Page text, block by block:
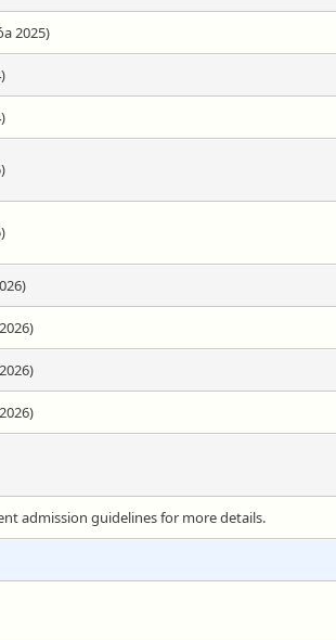
2025)
admission guidelines for more details.